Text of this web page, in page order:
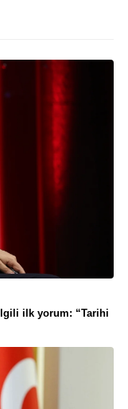
ilgili ilk yorum: “Tarihi